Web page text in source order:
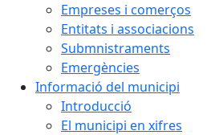
Empreses i comerços
Entitats i associacions
Submnistraments
Emergències
Informació del municipi
Introducció
El municipi en xifres